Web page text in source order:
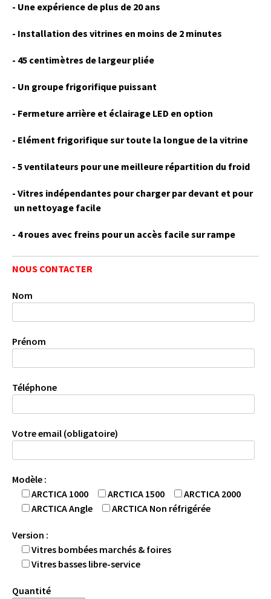
- Une expérience de plus de 20 ans
- Installation des vitrines en moins de 2 minutes
- 45 centimètres de largeur pliée
- Un groupe frigorifique puissant
- Fermeture arrière et éclairage LED en option
- Elément frigorifique sur toute la longue de la vitrine
- 5 ventilateurs pour une meilleure répartition du froid
- Vitres indépendantes pour charger par devant et pour
un nettoyage facile
- 4 roues avec freins pour un accès facile sur rampe
NOUS CONTACTER
Nom
Prénom
Téléphone
Votre email (obligatoire)
Modèle :
ARCTICA 1000
ARCTICA 1500
ARCTICA 2000
ARCTICA Angle
ARCTICA Non réfrigérée
Version :
Vitres bombées marchés & foires
Vitres basses libre-service
Quantité